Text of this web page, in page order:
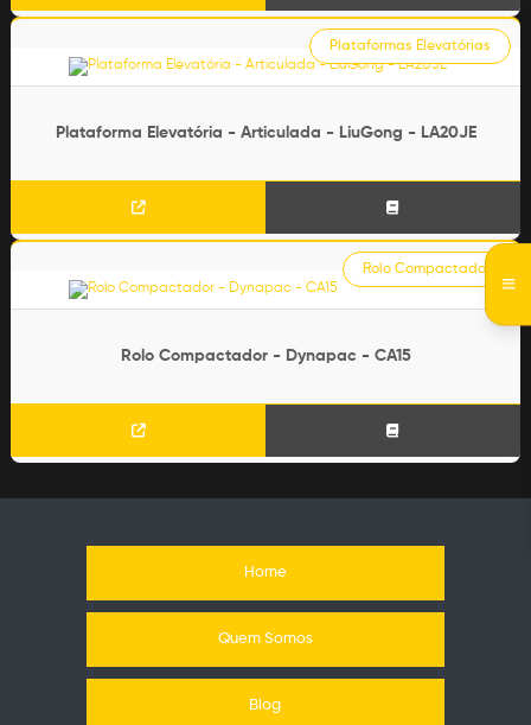
Plataforma Elevatória - Articulada - LiuGong - LA20JE
Plataformas Elevatórias
Rolo Compactador - Dynapac - CA15
Rolo Compactador
Home
Quem Somos
Blog